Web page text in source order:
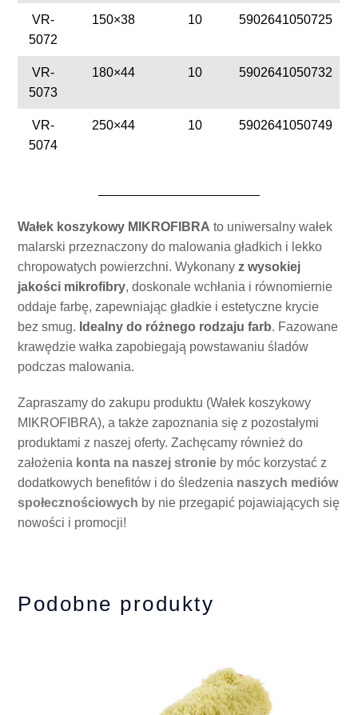
VR-
5072
150×38 10 5902641050725
VR-
5073
180×44 10 5902641050732
VR-
5074
250×44 10 5902641050749
Wałek koszykowy MIKROFIBRA to uniwersalny wałek
malarski przeznaczony do malowania gładkich i lekko
chropowatych powierzchni. Wykonanyz wysokiej
jakości mikrofibry, doskonale wchłania i równomiernie
oddaje farbę, zapewniając gładkie i estetyczne krycie
bez smug. Idealny do różnego rodzaju farb. Fazowane
krawędzie wałka zapobiegają powstawaniu śladów
podczas malowania.
Zapraszamy do zakupu produktu (Wałek koszykowy
MIKROFIBRA), a także zapoznania się z pozostałymi
produktami z naszej oferty. Zachęcamy również do
założenia konta na naszej stronie by móc korzystać z
dodatkowych benefitów i do śledzenia naszych mediów
społecznościowych by nie przegapić pojawiających się
nowości i promocji!
Podobne produkty